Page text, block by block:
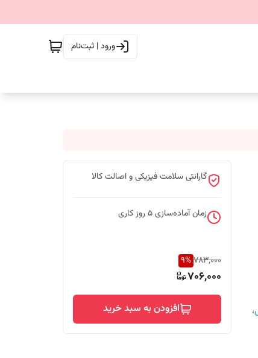
ورود | ثبت‌نام
،
گارانتی سلامت فیزیکی و اصالت کالا
زمان آماده‌سازی5 روز کاری
783,000
9%
706,000
افزودن به سبد خرید